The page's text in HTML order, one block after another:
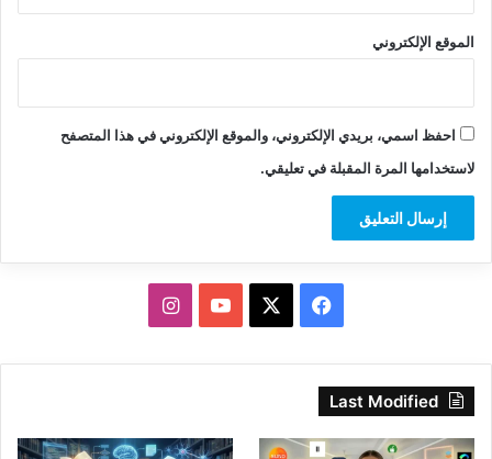
الموقع الإلكتروني
احفظ اسمي، بريدي الإلكتروني، والموقع الإلكتروني في هذا المتصفح
لاستخدامها المرة المقبلة في تعليقي.
فيسبوك ‫YouTubeانستقرام
Last Modified